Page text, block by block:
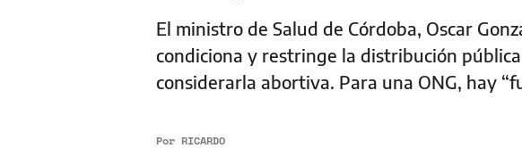
El ministro de Salud de Córdoba, Oscar
condiciona y restringe la distribución
considerarla abortiva. Para una ONG, hay
Por RICARDO